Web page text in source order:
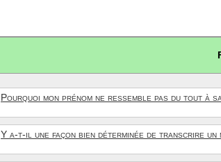
Pourquoi mon prénom ne ressemble pas du tout à
Y a-t-il une façon bien déterminée de transcrire un